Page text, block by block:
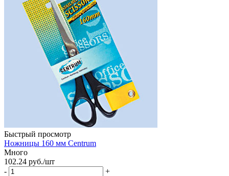
Быстрый просмотр
Ножницы 160 мм Centrum
Много
102.24 руб./шт
-
+